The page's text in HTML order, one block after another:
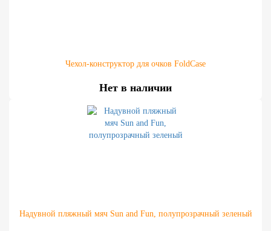
Чехол-конструктор для очков FoldCase
Нет в наличии
Надувной пляжный мяч Sun and Fun, полупрозрачный зеленый